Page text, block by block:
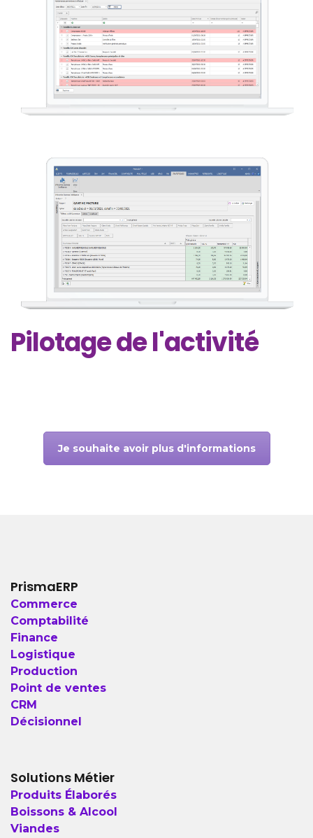
Pilotage de l'activité
Je souhaite avoir plus d'informations
PrismaERP
Commerce
Comptabilité
Finance
Logistique
Production
Point de ventes
CRM
Décisionnel
Solutions Métier
Produits Élaborés
Boissons & Alcool
Viandes